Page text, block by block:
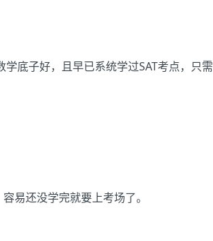
底子好，且早已系统学过SAT考点，只需
易还没学完就要上考场了。